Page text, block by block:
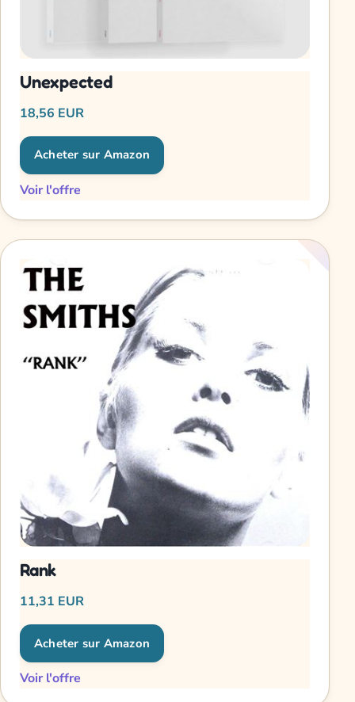
Unexpected
18,56 EUR
Acheter sur Amazon
Voir l'offre
Rank
11,31 EUR
Acheter sur Amazon
Voir l'offre